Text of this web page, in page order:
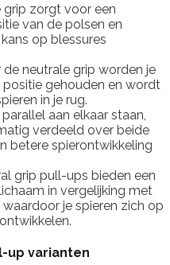
grip zorgt voor een
van de polsen en
op blessures
neutrale grip worden je
gehouden en wordt
in je rug.
aan elkaar staan,
verdeeld over beide
betere spierontwikkeling
grip pull-ups bieden een
in vergelijking met
je spieren zich op
up varianten